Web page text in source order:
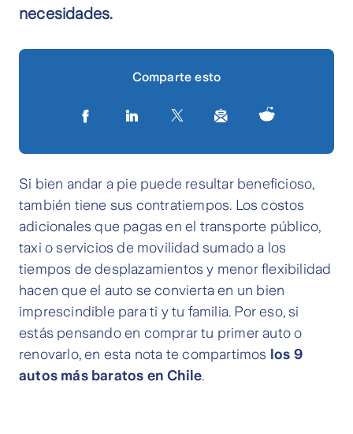
necesidades.
Comparte esto
Si bien andar a pie puede resultar beneficioso,
también tiene sus contratiempos. Los costos
adicionales que pagas en el transporte público,
taxi o servicios de movilidad sumado a los
tiempos de desplazamientos y menor flexibilidad
hacen que el auto se convierta en un bien
imprescindible para ti y tu familia. Por eso, si
estás pensando en comprar tu primer auto o
renovarlo, en esta nota te compartimos los 9
autos más baratos en Chile.